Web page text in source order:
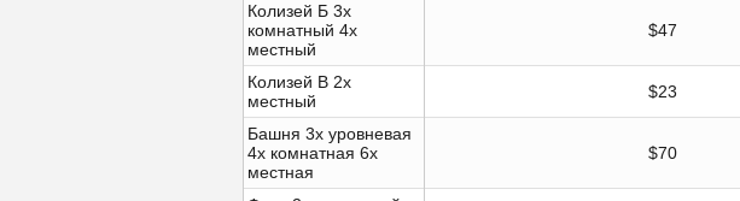
Колизей Б 3х
комнатный 4х
местный
$47
Колизей В 2х
местный
$23
Башня 3х уровневая
4х комнатная 6х
местная
$70